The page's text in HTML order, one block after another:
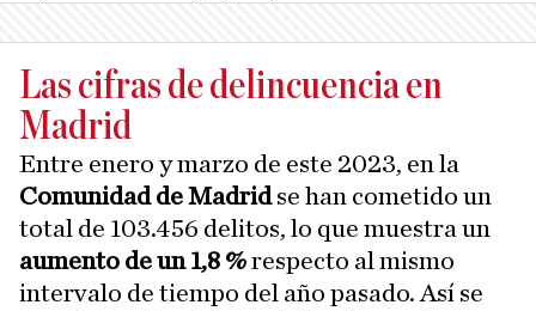
Las cifras de delincuencia en
Madrid
Entre enero y marzo de este 2023, en la
Comunidad de Madridse han cometido un
total de 103.456 delitos, lo que muestra un
aumento de un 1,8 %respecto al mismo
intervalo de tiempo del año pasado. Así se